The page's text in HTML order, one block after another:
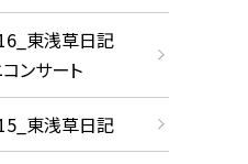
東浅草日記
ンサート
東浅草日記